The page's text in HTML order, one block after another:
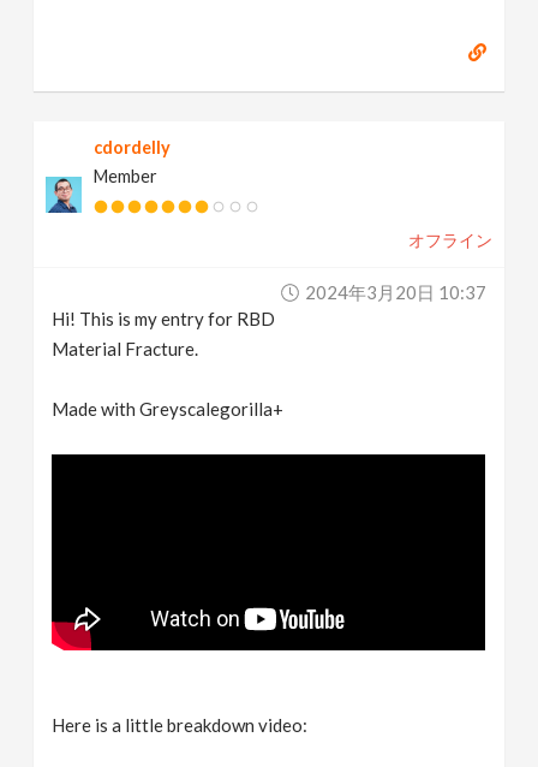
cdordelly
Member
オフライン
2024年3月20日 10:37
Hi! This is my entry for RBD
Material Fracture.
Made with Greyscalegorilla+
Here is a little breakdown video: